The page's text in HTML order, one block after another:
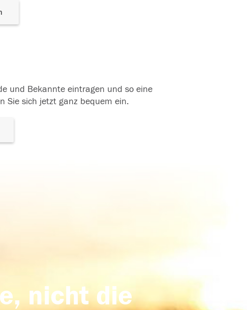
und Bekannte eintragen und so eine
Sie sich jetzt ganz bequem ein.
nicht die